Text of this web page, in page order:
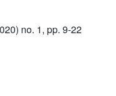
no. 1, pp. 9-22